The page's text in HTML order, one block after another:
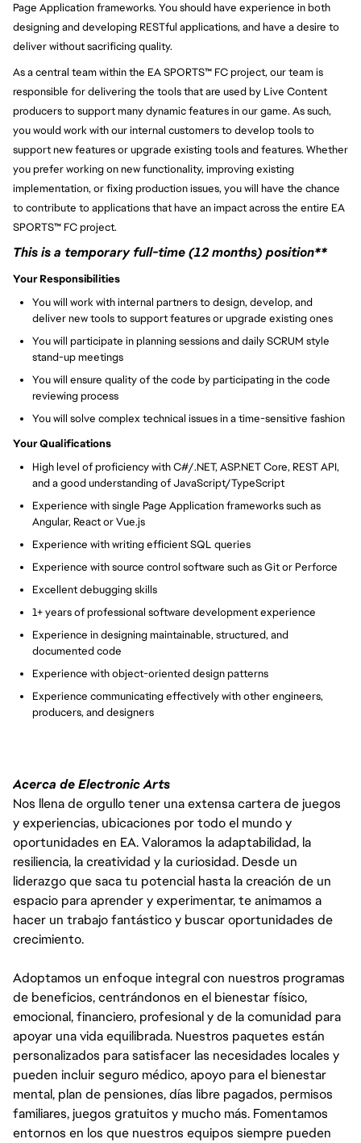
Page Application frameworks. You should have experience in both
designing and developing RESTful applications, and have a desire to
deliver without sacrificing quality.
As a central team within the EA SPORTS™ FC project, our team is
responsible for delivering the tools that are used by Live Content
producers to support many dynamic features in our game. As such,
you would work with our internal customers to develop tools to
support new features or upgrade existing tools and features. Whether
you prefer working on new functionality, improving existing
implementation, or fixing production issues, you will have the chance
to contribute to applications that have an impact across the entire EA
SPORTS™ FC project.
This is a temporary full-time (12 months) position**
Your Responsibilities
You will work with internal partners to design, develop, and
deliver new tools to support features or upgrade existing ones
You will participate in planning sessions and daily SCRUM style
stand-up meetings
You will ensure quality of the code by participating in the code
reviewing process
You will solve complex technical issues in a time-sensitive fashion
Your Qualifications
High level of proficiency with C#/.NET, ASP.NET Core, REST API,
and a good understanding of JavaScript/TypeScript
Experience with single Page Application frameworks such as
Angular, React or Vue.js
Experience with writing efficient SQL queries
Experience with source control software such as Git or Perforce
Excellent debugging skills
1+ years of professional software development experience
Experience in designing maintainable, structured, and
documented code
Experience with object-oriented design patterns
Experience communicating effectively with other engineers,
producers, and designers
Acerca de Electronic Arts
Nos llena de orgullo tener una extensa cartera de juegos
y experiencias, ubicaciones por todo el mundo y
oportunidades en EA. Valoramos la adaptabilidad, la
resiliencia, la creatividad y la curiosidad. Desde un
liderazgo que saca tu potencial hasta la creación de un
espacio para aprender y experimentar, te animamos a
hacer un trabajo fantástico y buscar oportunidades de
crecimiento.
Adoptamos un enfoque integral con nuestros programas
de beneficios, centrándonos en el bienestar físico,
emocional, financiero, profesional y de la comunidad para
apoyar una vida equilibrada. Nuestros paquetes están
personalizados para satisfacer las necesidades locales y
pueden incluir seguro médico, apoyo para el bienestar
mental, plan de pensiones, días libre pagados, permisos
familiares, juegos gratuitos y mucho más. Fomentamos
entornos en los que nuestros equipos siempre pueden